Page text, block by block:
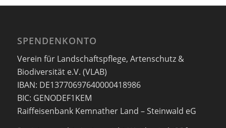
SPENDENKONTO
Verein für Landschaftspflege, Artenschutz &
Biodiversität e.V. (VLAB)
IBAN: DE13770697640000418986
BIC: GENODEF1KEM
Raiffeisenbank Kemnather Land – Steinwald eG